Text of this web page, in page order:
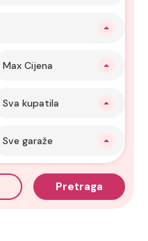
Max Cijena
Sva kupatila
Sve garaže
Pretraga